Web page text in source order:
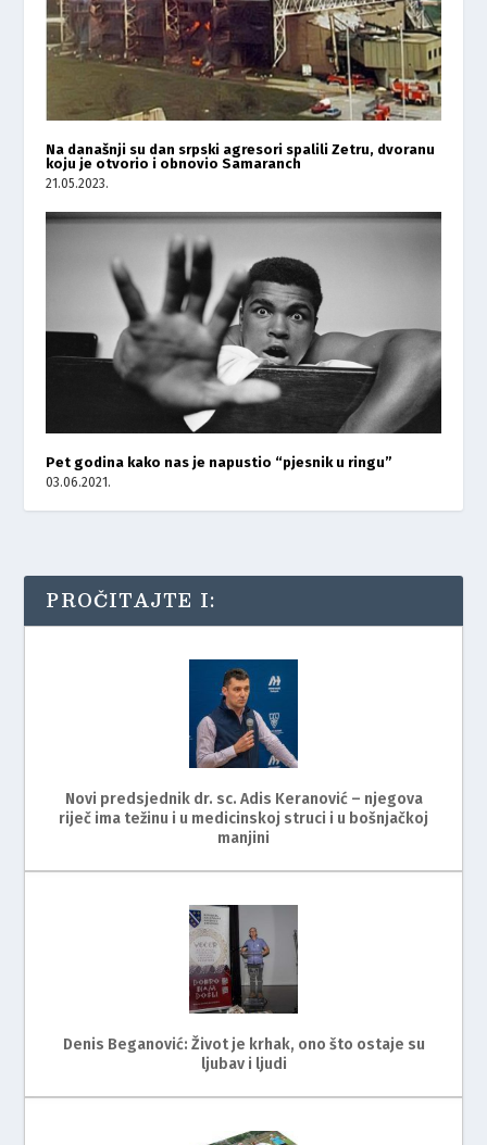
Na današnji su dan srpski agresori spalili Zetru, dvoranu
koju je otvorio i obnovio Samaranch
21.05.2023.
Pet godina kako nas je napustio “pjesnik u ringu”
03.06.2021.
PROČITAJTE I:
Novi predsjednik dr. sc. Adis Keranović – njegova
riječ ima težinu i u medicinskoj struci i u bošnjačkoj
manjini
Denis Beganović: Život je krhak, ono što ostaje su
ljubav i ljudi